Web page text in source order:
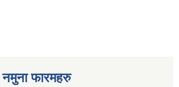
नमुना फारमहरु